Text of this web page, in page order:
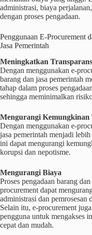
administrasi, biaya
dengan proses pengadaan.
Penggunaan E-Procurement
Jasa Pemerintah
Meningkatkan
Dengan menggunakan e-
barang dan jasa pemerintah
tahap dalam proses
sehingga meminimalkan
Mengurangi
Dengan menggunakan e-
jasa pemerintah menjadi
ini dapat mengurangi
korupsi dan nepotisme.
Mengurangi Biaya
Proses pengadaan barang
procurement dapat
administrasi dan
Selain itu, e-procurement
pengguna untuk mengakses
cepat dan mudah.